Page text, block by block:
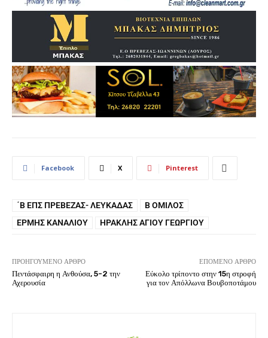
Facebook X Pinterest
΄Β ΕΠΣ ΠΡΈΒΕΖΑΣ- ΛΕΥΚΆΔΑΣ
Β ΟΜΙΛΟΣ
ΕΡΜΉΣ ΚΑΝΑΛΊΟΥ
ΗΡΑΚΛΉΣ ΑΓΊΟΥ ΓΕΩΡΓΊΟΥ
ΠΡΟΗΓΟΎΜΕΝΟ ΆΡΘΡΟ
Πεντάσφαιρη η Ανθούσα, 5-2 την
Αχερουσία
ΕΠΌΜΕΝΟ ΆΡΘΡΟ
Εύκολο τρίποντο στην 15η στροφή
για τον Απόλλωνα Βουβοποτάμου